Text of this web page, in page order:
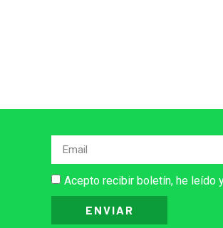
Acepto recibir boletín, he leído
ENVIAR